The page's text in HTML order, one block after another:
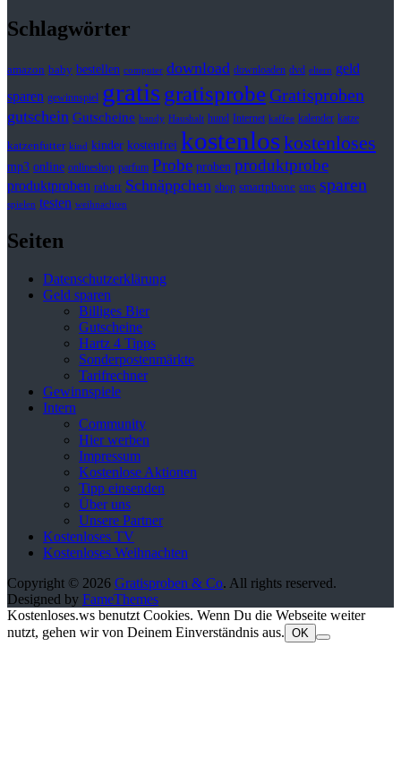
Schlagwörter
amazon baby bestellen computer download downloaden dvd eltern geld
sparen gewinnspiel gratisgratisprobeGratisproben
gutschein Gutscheine handy Haushalt hund Internet kaffee kalender katze
katzenfutter kind kinder kostenfrei kostenloskostenloses
mp3 online onlineshop parfum Probe proben produktprobe
produktproben rabatt Schnäppchen shop smartphone sms sparen
spielen testen weihnachten
Seiten
Datenschutzerklärung
Geld sparen
Billiges Bier
Gutscheine
Hartz 4 Tipps
Sonderpostenmärkte
Tarifrechner
Gewinnspiele
Intern
Community
Hier werben
Impressum
Kostenlose Aktionen
Tipp einsenden
Über uns
Unsere Partner
Kostenloses TV
Kostenloses Weihnachten
Copyright © 2026 Gratisproben & Co. All rights reserved.
Designed by FameThemes
Kostenloses.ws benutzt Cookies. Wenn Du die Webseite weiter
nutzt, gehen wir von Deinem Einverständnis aus. OK